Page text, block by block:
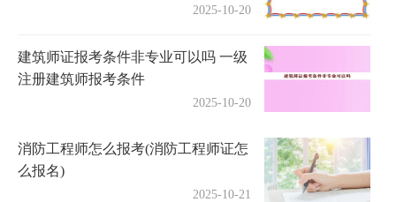
2025-10-20
建筑师证报考条件非专业可以吗 一级
注册建筑师报考条件
2025-10-20
消防工程师怎么报考(消防工程师证怎
么报名)
2025-10-21